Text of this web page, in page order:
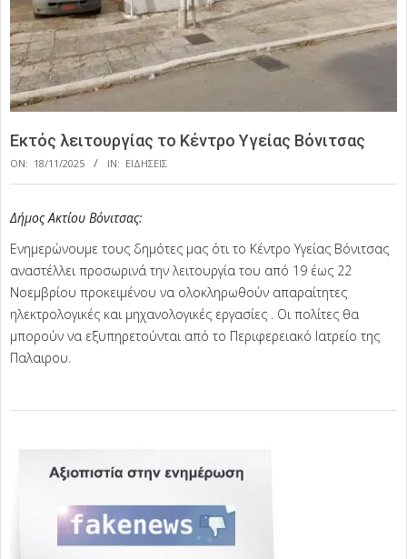
Εκτός λειτουργίας το Κέντρο Υγείας Βόνιτσας
ON: 18/11/2025 IN: ΕΙΔΗΣΕΙΣ
Δήμος Ακτίου Βόνιτσας:
Ενημερώνουμε τους δημότες μας ότι το Κέντρο Υγείας Βόνιτσας
αναστέλλει προσωρινά την λειτουργία του από 19 έως 22
Νοεμβρίου προκειμένου να ολοκληρωθούν απαραίτητες
ηλεκτρολογικές και μηχανολογικές εργασίες . Οι πολίτες θα
μπορούν να εξυπηρετούνται από το Περιφερειακό Ιατρείο της
Παλαιρου.